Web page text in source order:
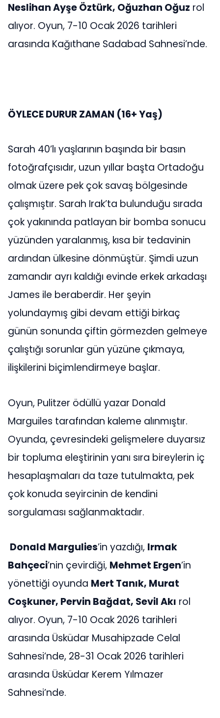
Neslihan Ayşe Öztürk, Oğuzhan Oğuz rol
alıyor. Oyun, 7-10 Ocak 2026 tarihleri
arasında Kağıthane Sadabad Sahnesi’nde.
ÖYLECE DURUR ZAMAN (16+ Yaş)
Sarah 40’lı yaşlarının başında bir basın
fotoğrafçısıdır, uzun yıllar başta Ortadoğu
olmak üzere pek çok savaş bölgesinde
çalışmıştır. Sarah Irak’ta bulunduğu sırada
çok yakınında patlayan bir bomba sonucu
yüzünden yaralanmış, kısa bir tedavinin
ardından ülkesine dönmüştür. Şimdi uzun
zamandır ayrı kaldığı evinde erkek arkadaşı
James ile beraberdir. Her şeyin
yolundaymış gibi devam ettiği birkaç
günün sonunda çiftin görmezden gelmeye
çalıştığı sorunlar gün yüzüne çıkmaya,
ilişkilerini biçimlendirmeye başlar.
Oyun, Pulitzer ödüllü yazar Donald
Marguiles tarafından kaleme alınmıştır.
Oyunda, çevresindeki gelişmelere duyarsız
bir topluma eleştirinin yanı sıra bireylerin iç
hesaplaşmaları da taze tutulmakta, pek
çok konuda seyircinin de kendini
sorgulaması sağlanmaktadır.
Donald Margulies’in yazdığı, Irmak
Bahçeci’nin çevirdiği, Mehmet Ergen’in
yönettiği oyunda Mert Tanık, Murat
Coşkuner, Pervin Bağdat, Sevil Akı rol
alıyor. Oyun, 7-10 Ocak 2026 tarihleri
arasında Üsküdar Musahipzade Celal
Sahnesi’nde, 28-31 Ocak 2026 tarihleri
arasında Üsküdar Kerem Yılmazer
Sahnesi’nde.